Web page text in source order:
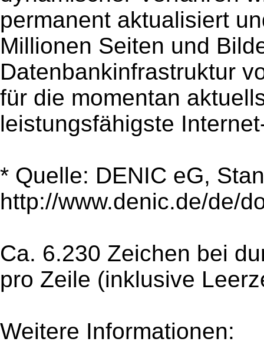
permanent aktualisiert
Millionen Seiten und
Datenbankinfrastruktur
für die momentan
leistungsfähigste
* Quelle: DENIC eG,
http://www.denic.de/de/
Ca. 6.230 Zeichen bei
pro Zeile (inklusive
Weitere Informationen: